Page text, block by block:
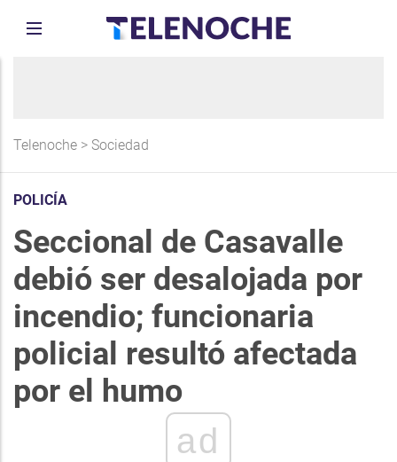
Telenoche > Sociedad
POLICÍA
Seccional de Casavalle
debió ser desalojada por
incendio; funcionaria
policial resultó afectada
por el humo
ad